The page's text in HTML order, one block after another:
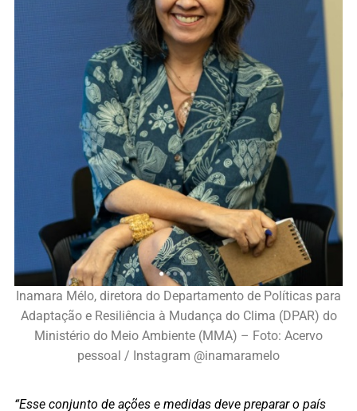
Inamara Mélo, diretora do Departamento de Políticas para
Adaptação e Resiliência à Mudança do Clima (DPAR) do
Ministério do Meio Ambiente (MMA) – Foto: Acervo
pessoal / Instagram @inamaramelo
“Esse conjunto de ações e medidas deve preparar o país